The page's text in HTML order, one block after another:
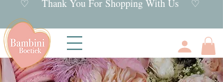
♡ Thank You For Shopping With Us ♡